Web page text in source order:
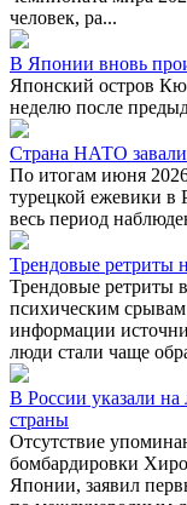
человек, ра...
В Японии вновь
Японский остров
неделю после
Страна НАТО
По итогам июня 2026
турецкой ежевики в
весь период
Трендовые ретриты
Трендовые ретриты
психическим
информации
люди стали чаще
В России указали
страны
Отсутствие
бомбардировки
Японии, заявил